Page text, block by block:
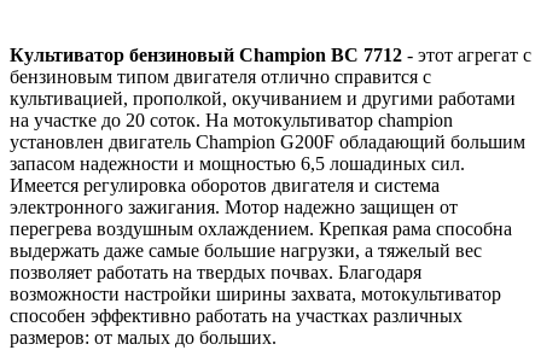
Культиватор бензиновый Champion ВC 7712 - этот агрегат с
бензиновым типом двигателя отлично справится с
культивацией, прополкой, окучиванием и другими работами
на участке до 20 соток. На мотокультиватор champion
установлен двигатель Champion G200F обладающий большим
запасом надежности и мощностью 6,5 лошадиных сил.
Имеется регулировка оборотов двигателя и система
электронного зажигания. Мотор надежно защищен от
перегрева воздушным охлаждением. Крепкая рама способна
выдержать даже самые большие нагрузки, а тяжелый вес
позволяет работать на твердых почвах. Благодаря
возможности настройки ширины захвата, мотокультиватор
способен эффективно работать на участках различных
размеров: от малых до больших.